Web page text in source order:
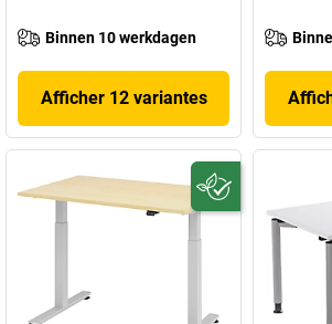
Binnen 10 werkdagen
Afficher 12 variantes